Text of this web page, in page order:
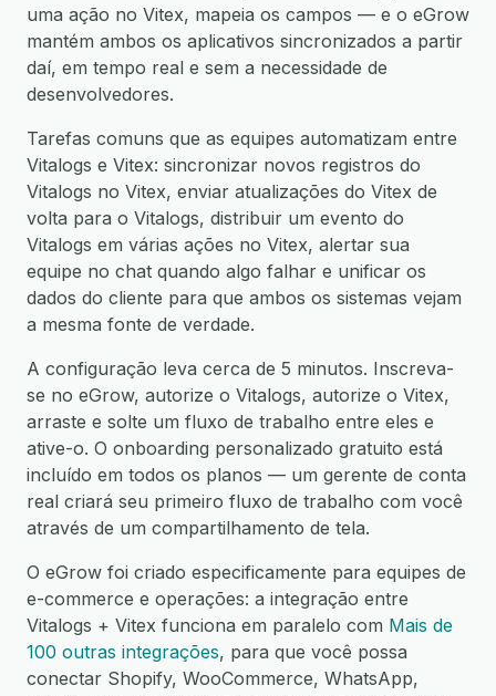
uma ação no Vitex, mapeia os campos — e o eGrow
mantém ambos os aplicativos sincronizados a partir
daí, em tempo real e sem a necessidade de
desenvolvedores.
Tarefas comuns que as equipes automatizam entre
Vitalogs e Vitex: sincronizar novos registros do
Vitalogs no Vitex, enviar atualizações do Vitex de
volta para o Vitalogs, distribuir um evento do
Vitalogs em várias ações no Vitex, alertar sua
equipe no chat quando algo falhar e unificar os
dados do cliente para que ambos os sistemas vejam
a mesma fonte de verdade.
A configuração leva cerca de 5 minutos. Inscreva-
se no eGrow, autorize o Vitalogs, autorize o Vitex,
arraste e solte um fluxo de trabalho entre eles e
ative-o. O onboarding personalizado gratuito está
incluído em todos os planos — um gerente de conta
real criará seu primeiro fluxo de trabalho com você
através de um compartilhamento de tela.
O eGrow foi criado especificamente para equipes de
e-commerce e operações: a integração entre
Vitalogs + Vitex funciona em paralelo com Mais de
100 outras integrações, para que você possa
conectar Shopify, WooCommerce, WhatsApp,